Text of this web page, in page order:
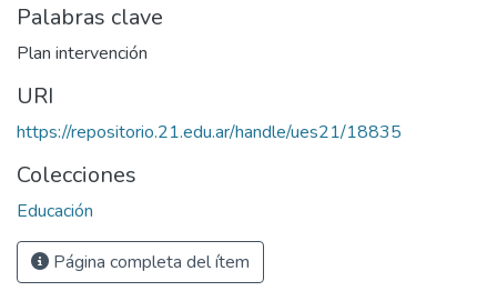
Palabras clave
Plan intervención
URI
https://repositorio.21.edu.ar/handle/ues21/18835
Colecciones
Educación
Página completa del ítem